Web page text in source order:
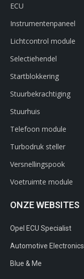
ECU
Instrumentenpaneel
Lichtcontrol module
Selectiehendel
Startblokkering
Stuurbekrachtiging
Stuurhuis
Telefoon module
Turbodruk steller
Versnellingspook
Voetruimte module
ONZE WEBSITES
Opel ECU Specialist
Automotive Electronics
Blue & Me